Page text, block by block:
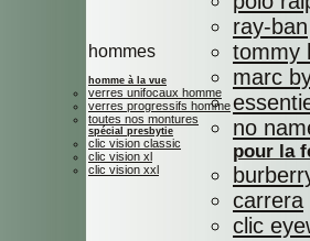
hommes
homme à la vue
verres unifocaux homme
verres progressifs homme
toutes nos montures
spécial presbytie
clic vision classic
clic vision xl
clic vision xxl
ray-ban
tommy
marc
no
pour la
carrera
clic